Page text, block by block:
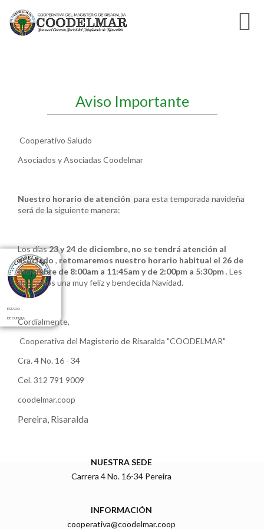
Aviso Importante
Cooperativo Saludo
Asociados y Asociadas Coodelmar
Nuestro horario de atención para esta temporada navideña
será de la siguiente manera:
Los días23 y 24 de diciembre, no se tendrá atención al
asociado , retomaremos nuestro horario habitual el 26 de
diciembre de 8:00am a 11:45am y de 2:00pm a 5:30pm. Les
deseamos una muy feliz y bendecida Navidad.
Cordialmente,
Cooperativa del Magisterio de Risaralda "COODELMAR"
Cra. 4 No. 16 - 34
Cel. 312 791 9009
coodelmar.coop
Pereira, Risaralda
NUESTRA SEDE
Carrera 4 No. 16-34 Pereira
INFORMACIÓN
cooperativa@coodelmar.coop
ESTADO
DE CUENTA